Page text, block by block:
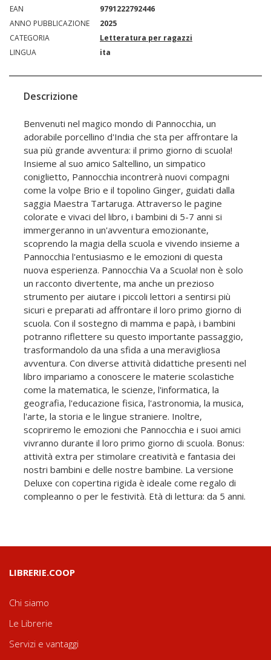
EAN
9791222792446
ANNO PUBBLICAZIONE
2025
CATEGORIA
Letteratura per ragazzi
LINGUA
ita
Descrizione
Benvenuti nel magico mondo di Pannocchia, un
adorabile porcellino d'India che sta per affrontare la
sua più grande avventura: il primo giorno di scuola!
Insieme al suo amico Saltellino, un simpatico
coniglietto, Pannocchia incontrerà nuovi compagni
come la volpe Brio e il topolino Ginger, guidati dalla
saggia Maestra Tartaruga. Attraverso le pagine
colorate e vivaci del libro, i bambini di 5-7 anni si
immergeranno in un'avventura emozionante,
scoprendo la magia della scuola e vivendo insieme a
Pannocchia l'entusiasmo e le emozioni di questa
nuova esperienza. Pannocchia Va a Scuola! non è solo
un racconto divertente, ma anche un prezioso
strumento per aiutare i piccoli lettori a sentirsi più
sicuri e preparati ad affrontare il loro primo giorno di
scuola. Con il sostegno di mamma e papà, i bambini
potranno riflettere su questo importante passaggio,
trasformandolo da una sfida a una meravigliosa
avventura. Con diverse attività didattiche presenti nel
libro impariamo a conoscere le materie scolastiche
come la matematica, le scienze, l'informatica, la
geografia, l'educazione fisica, l'astronomia, la musica,
l'arte, la storia e le lingue straniere. Inoltre,
scopriremo le emozioni che Pannocchia e i suoi amici
vivranno durante il loro primo giorno di scuola. Bonus:
attività extra per stimolare creatività e fantasia dei
nostri bambini e delle nostre bambine. La versione
Deluxe con copertina rigida è ideale come regalo di
compleanno o per le festività. Età di lettura: da 5 anni.
LIBRERIE.COOP
Chi siamo
Le Librerie
Servizi e vantaggi